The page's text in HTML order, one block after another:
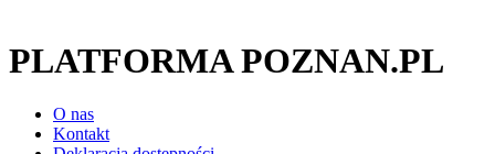
PLATFORMA POZNAN.PL
O nas
Kontakt